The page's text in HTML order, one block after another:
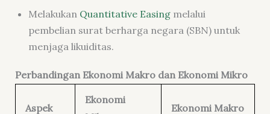
Melakukan Quantitative Easingmelalui
pembelian surat berharga negara (SBN) untuk
menjaga likuiditas.
Perbandingan Ekonomi Makro dan Ekonomi Mikro
Aspek
Ekonomi
Ekonomi Makro